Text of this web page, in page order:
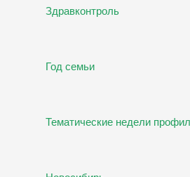
Здравконтроль
Год семьи
Тематические недели